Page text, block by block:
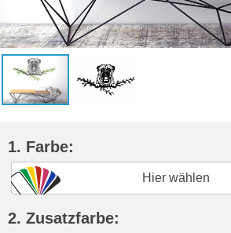
1. Farbe:
Hier wählen
2. Zusatzfarbe: